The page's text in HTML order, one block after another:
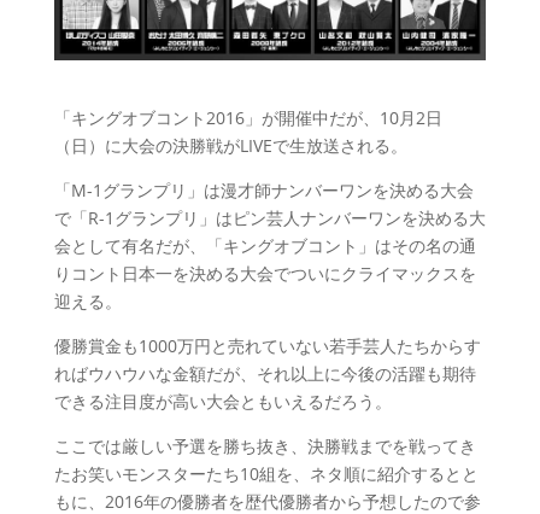
「キングオブコント2016」が開催中だが、10月2日
（日）に大会の決勝戦がLIVEで生放送される。
「M-1グランプリ」は漫才師ナンバーワンを決める大会
で「R-1グランプリ」はピン芸人ナンバーワンを決める大
会として有名だが、「キングオブコント」はその名の通
りコント日本一を決める大会でついにクライマックスを
迎える。
優勝賞金も1000万円と売れていない若手芸人たちからす
ればウハウハな金額だが、それ以上に今後の活躍も期待
できる注目度が高い大会ともいえるだろう。
ここでは厳しい予選を勝ち抜き、決勝戦までを戦ってき
たお笑いモンスターたち10組を、ネタ順に紹介するとと
もに、2016年の優勝者を歴代優勝者から予想したので参